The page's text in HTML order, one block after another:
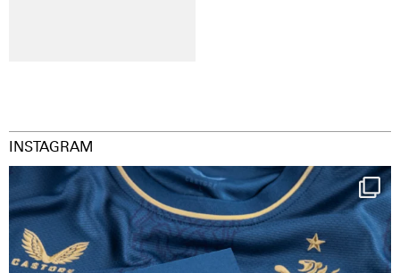
INSTAGRAM
Happy Birthday FCZ
130 years filled ...
127
3